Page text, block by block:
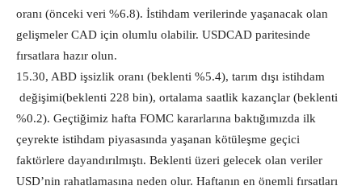
oranı (önceki veri %6.8). İstihdam verilerinde yaşanacak olan
gelişmeler CAD için olumlu olabilir. USDCAD paritesinde
fırsatlara hazır olun.
15.30, ABD işsizlik oranı (beklenti %5.4), tarım dışı istihdam
değişimi(beklenti 228 bin), ortalama saatlik kazançlar (beklenti
%0.2). Geçtiğimiz hafta FOMC kararlarına baktığımızda ilk
çeyrekte istihdam piyasasında yaşanan kötüleşme geçici
faktörlere dayandırılmıştı. Beklenti üzeri gelecek olan veriler
USD’nin rahatlamasına neden olur. Haftanın en önemli fırsatları